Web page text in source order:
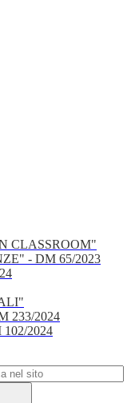
CLASSROOM"
- DM 65/2023
233/2024
2024